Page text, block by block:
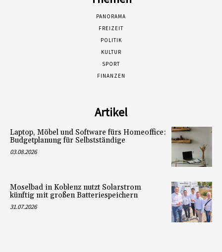
PANORAMA
FREIZEIT
POLITIK
KULTUR
SPORT
FINANZEN
Artikel
Laptop, Möbel und Software fürs Homeoffice:
Budgetplanung für Selbstständige
03.08.2026
Moselbad in Koblenz nutzt Solarstrom
künftig mit großen Batteriespeichern
31.07.2026